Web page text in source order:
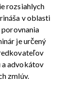
rozsiahlych
v oblasti
je určený
a advokátov
zmlúv.